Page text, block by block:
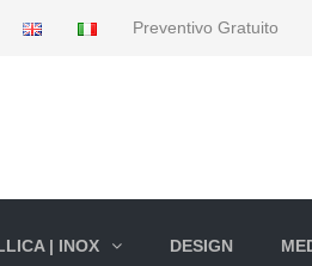
Preventivo Gratuito
| INOX DESIGN